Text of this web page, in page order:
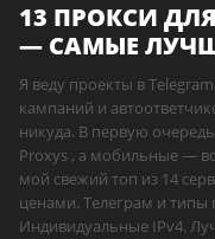
13 ПРОКСИ ДЛЯ
— САМЫЕ
Я веду проекты в
кампаний и
никуда. В первую
Proxys , а мобильные —
мой свежий топ из 14
ценами. Телеграм и
Индивидуальные IPv4.